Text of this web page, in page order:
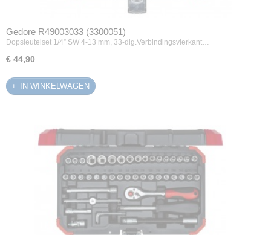
Gedore R49003033 (3300051)
Dopsleutelset 1/4” SW 4-13 mm, 33-dlg.Verbindingsvierkant…
€ 44,90
IN WINKELWAGEN